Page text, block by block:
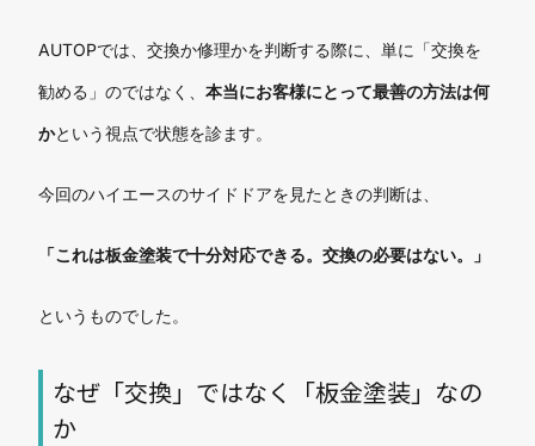
AUTOPでは、交換か修理かを判断する際に、単に「交換を
勧める」のではなく、 本当にお客様にとって最善の方法は何
かという視点で状態を診ます。
今回のハイエースのサイドドアを見たときの判断は、
「これは板金塗装で十分対応できる。交換の必要はない。」
というものでした。
なぜ「交換」ではなく「板金塗装」なの
か